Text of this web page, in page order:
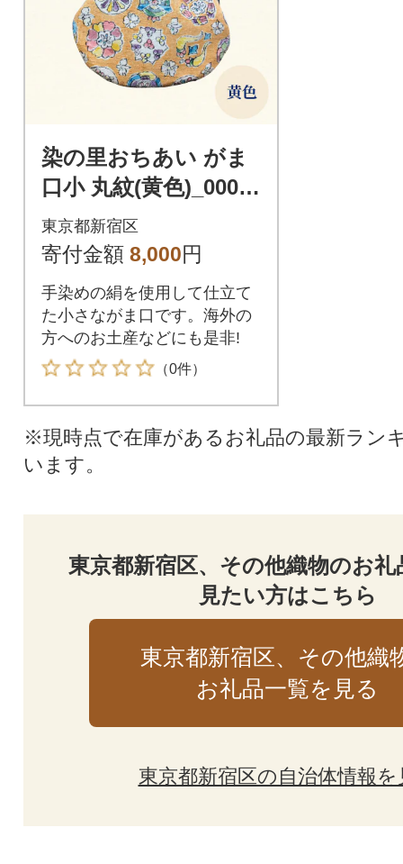
染の里おちあい がま
口小 丸紋(黄色)_0004-
006-S05-3
東京都新宿区
寄付金額 8,000円
手染めの絹を使用して仕立て
た小さながま口です。海外の
方へのお土産などにも是非!
（0件）
※現時点で在庫があるお礼品の最新ラン
います。
東京都新宿区、その他織物のお
見たい方はこちら
東京都新宿区、その他織
お礼品一覧を見る
東京都新宿区の自治体情報を